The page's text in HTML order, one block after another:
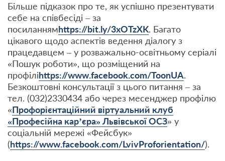
Більше підказок про те, як успішно презентувати
себе на співбесіді – за
посиланнямhttps://bit.ly/3xOTzXK. Багато
цікавого щодо аспектів ведення діалогу з
працедавцем – у розважально-освітньому серіалі
«Пошук роботи», що розміщений на
профіліhttps://www.facebook.com/ToonUA.
Безкоштовні консультації з цього питання – за
тел. (032)2330434 або через месенджер профілю
«Профорієнтаційний віртуальний клуб
«Професійна кар’єра» Львівської ОСЗ» у
соціальній мережі «Фейсбук»
(https://www.facebook.com/LvivProforientation/).